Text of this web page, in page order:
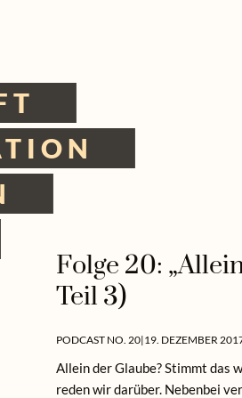
Folge 20:
Teil 3)
PODCAST NO. 20|19. DEZEMBER
Allein der Glaube? Stimmt das
reden wir darüber. Nebenbei